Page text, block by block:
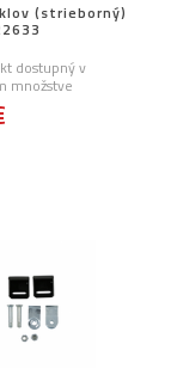
(strieborný)
dostupný v
množstve